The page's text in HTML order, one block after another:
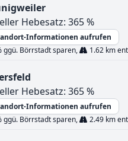
Hebesatz: 365 %
Informationen aufrufen
ggü. Börrstadt sparen,
1.62 km
Hebesatz: 365 %
Informationen aufrufen
ggü. Börrstadt sparen,
2.49 km